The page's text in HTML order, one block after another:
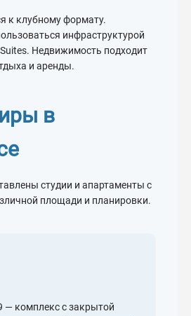
к клубному формату.
инфраструктурой
Недвижимость подходит
и аренды.
в
студии и апартаменты с
площади и планировки.
— комплекс с закрытой